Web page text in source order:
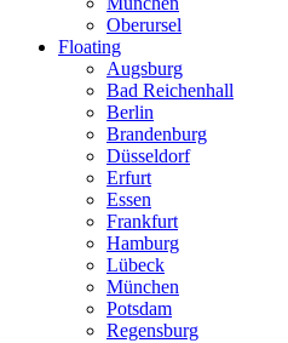
Oberursel
Floating
Augsburg
Bad Reichenhall
Berlin
Brandenburg
Düsseldorf
Erfurt
Essen
Frankfurt
Hamburg
Lübeck
München
Potsdam
Regensburg